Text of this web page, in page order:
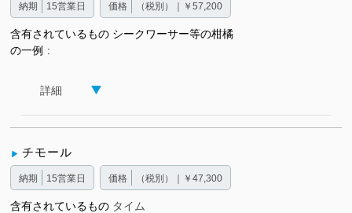
納期 15営業日 価格 （税別）｜￥57,200
含有されているもの
の一例
シークワーサー等の柑橘
詳細
チモール
納期 15営業日 価格 （税別）｜￥47,300
含有されているもの タイム